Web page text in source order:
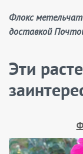
Флокс метельчатый «Freckle Blue Shades» по низкой цене с
доставкой
Эти